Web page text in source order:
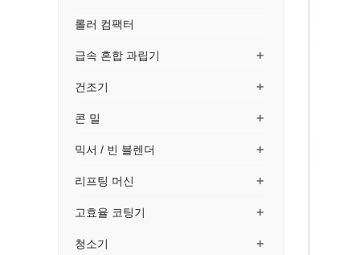
롤러 컴팩터
+
급속 혼합 과립기
+
건조기
+
콘 밀
+
믹서 / 빈 블렌더
+
리프팅 머신
+
고효율 코팅기
+
청소기